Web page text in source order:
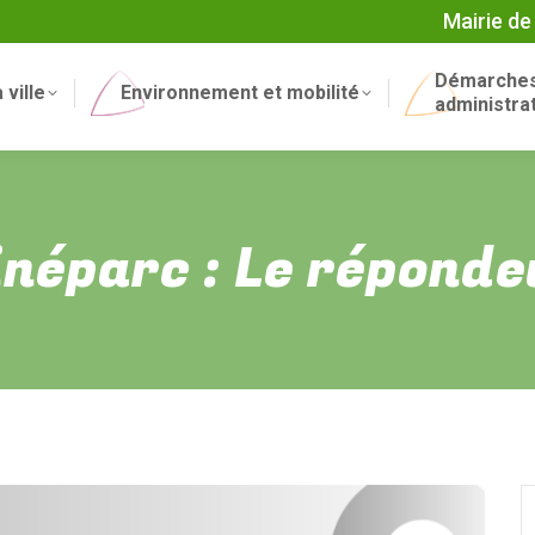
Mairie
ville Environnement et mobilité
: Le